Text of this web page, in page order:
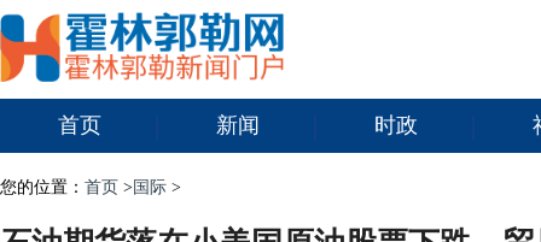
首页 新闻 时政
您的位置： 首页 > 国际 >